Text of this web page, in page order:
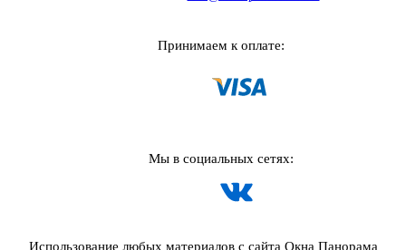
Принимаем к оплате:
Мы в социальных сетях:
Использование любых материалов с сайта Окна Панорама